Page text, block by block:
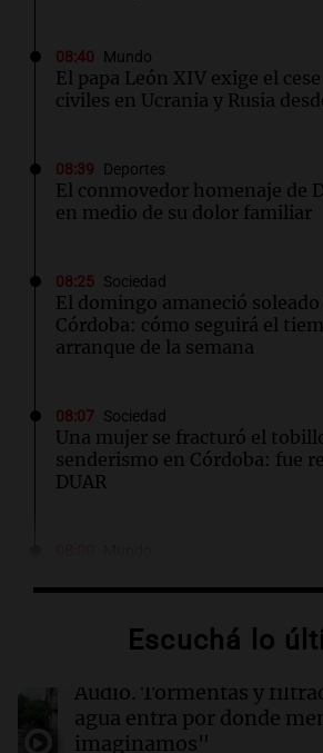
08:40 Mundo
El papa León XIV exige el
civiles en Ucrania y Rusia
08:39 Deportes
El conmovedor homenaje de
en medio de su dolor familiar
08:25 Sociedad
El domingo amaneció soleado
Córdoba: cómo seguirá el
arranque de la semana
08:07 Sociedad
Una mujer se fracturó el
senderismo en Córdoba: fue
DUAR
antiguo que mejora la calidad
07:56 Cadena 3 Mundo
Rusia y Ucrania protagonizan
ataques nocturnos que dejan
Escuchá lo
Audio. Tormentas y
agua entra por donde
imaginamos"